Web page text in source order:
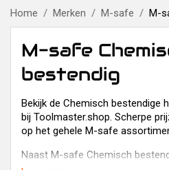
Home Merken M-safe M-
M-safe
bestendig
Bekijk de Chemisch bestendige
bij Toolmaster.shop. Scherpe
op het gehele M-safe
Naast M-safe Chemisch